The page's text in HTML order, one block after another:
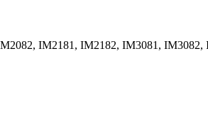
IM2181, IM2182, IM3081,